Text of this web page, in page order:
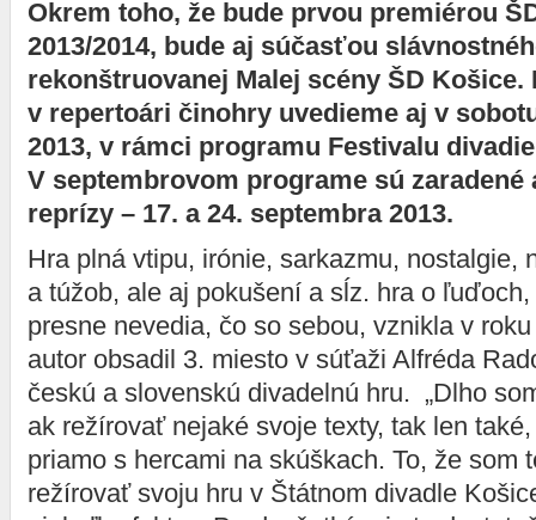
Okrem toho, že bude prvou premiérou
2013/2014, bude aj súčasťou
rekonštruovanej Malej scény ŠD Košice.
v repertoári činohry uvedieme aj v
2013, v rámci programu Festivalu
V septembrovom programe sú zaradené
reprízy – 17. a 24. septembra 2013.
Hra plná vtipu, irónie, sarkazmu, nostalgie,
a túžob, ale aj pokušení a sĺz. hra o
presne nevedia, čo so sebou, vznikla v
autor obsadil 3. miesto v súťaži Alfréda
českú a slovenskú divadelnú hru. „Dlho
ak režírovať nejaké svoje texty, tak len
priamo s hercami na skúškach. To, že som
režírovať svoju hru v Štátnom divadle